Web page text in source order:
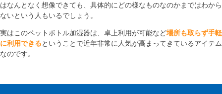
はなんとなく想像できても、具体的にどの様なものなのかまではわから
ないという人もいるでしょう。
実はこのペットボトル加湿器は、卓上利用が可能など場所も取らず手軽
に利用できるということで近年非常に人気が高まってきているアイテム
なのです。